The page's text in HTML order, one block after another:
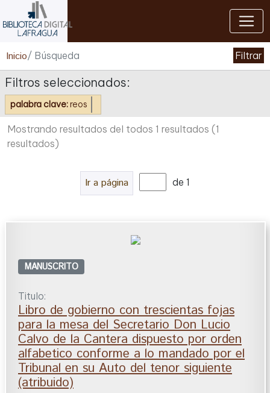
Inicio/ Búsqueda Filtrar
Cerrar
Filtros seleccionados:
palabra clave:reos
Mostrando resultados del todos 1 resultados (1
resultados)
Ir a página de 1
MANUSCRITO
Titulo:
Libro de gobierno con trescientas fojas
para la mesa del Secretario Don Lucio
Calvo de la Cantera dispuesto por orden
alfabetico conforme a lo mandado por el
Tribunal en su Auto del tenor siguiente
(atribuido)